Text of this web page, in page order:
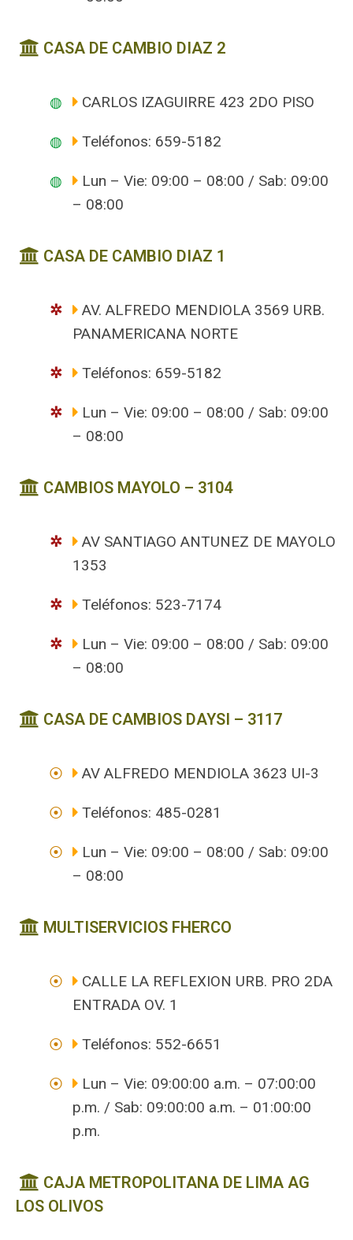
CASA DE CAMBIO DIAZ 2
CARLOS IZAGUIRRE 423 2DO PISO
Teléfonos: 659-5182
Lun – Vie: 09:00 – 08:00 / Sab: 09:00
– 08:00
CASA DE CAMBIO DIAZ 1
AV. ALFREDO MENDIOLA 3569 URB.
PANAMERICANA NORTE
Teléfonos: 659-5182
Lun – Vie: 09:00 – 08:00 / Sab: 09:00
– 08:00
CAMBIOS MAYOLO – 3104
AV SANTIAGO ANTUNEZ DE MAYOLO
1353
Teléfonos: 523-7174
Lun – Vie: 09:00 – 08:00 / Sab: 09:00
– 08:00
CASA DE CAMBIOS DAYSI – 3117
AV ALFREDO MENDIOLA 3623 UI-3
Teléfonos: 485-0281
Lun – Vie: 09:00 – 08:00 / Sab: 09:00
– 08:00
MULTISERVICIOS FHERCO
CALLE LA REFLEXION URB. PRO 2DA
ENTRADA OV. 1
Teléfonos: 552-6651
Lun – Vie: 09:00:00 a.m. – 07:00:00
p.m. / Sab: 09:00:00 a.m. – 01:00:00
p.m.
CAJA METROPOLITANA DE LIMA AG
LOS OLIVOS